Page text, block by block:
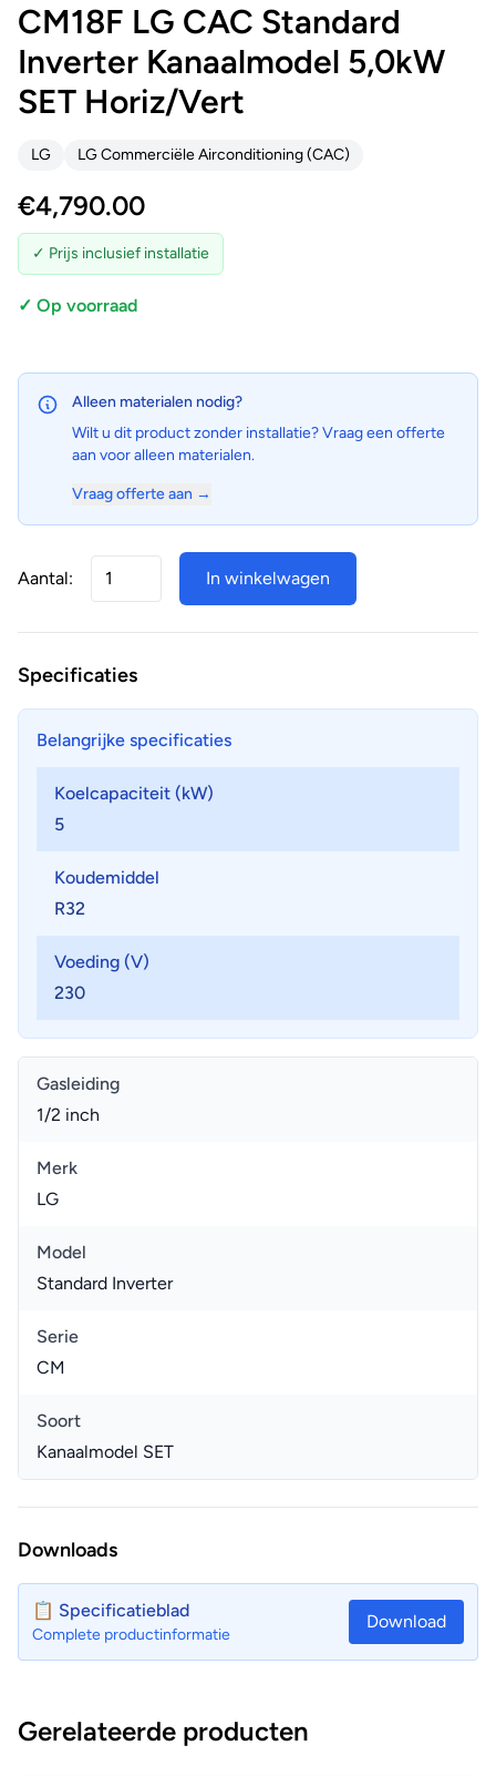
CM18F LG CAC Standard
Inverter Kanaalmodel 5,0kW
SET Horiz/Vert
LG LG Commerciële Airconditioning (CAC)
€4,790.00
✓ Prijs inclusief installatie
✓ Op voorraad
Alleen materialen nodig?
Wilt u dit product zonder installatie? Vraag een offerte
aan voor alleen materialen.
Vraag offerte aan →
Aantal: In winkelwagen
Specificaties
Belangrijke specificaties
Koelcapaciteit (kW)
5
Koudemiddel
R32
Voeding (V)
230
Gasleiding
1/2 inch
Merk
LG
Model
Standard Inverter
Serie
CM
Soort
Kanaalmodel SET
Downloads
📋 Specificatieblad
Complete productinformatie
Download
Gerelateerde producten